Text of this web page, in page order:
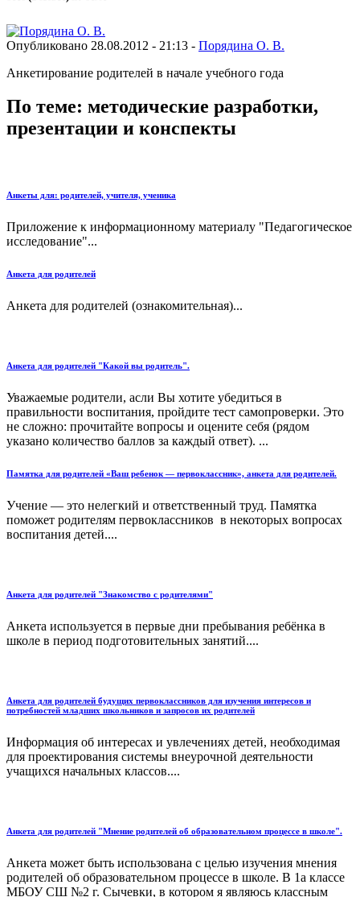
Опубликовано 28.08.2012 - 21:13 - Порядина О. В.
Анкетирование родителей в начале учебного года
По теме: методические разработки,
презентации и конспекты
Анкеты для: родителей, учителя, ученика
Приложение к информационному материалу "Педагогическое
исследование"...
Анкета для родителей
Анкета для родителей (ознакомительная)...
Анкета для родителей "Какой вы родитель".
Уважаемые родители, асли Вы хотите убедиться в
правильности воспитания, пройдите тест самопроверки. Это
не сложно: прочитайте вопросы и оцените себя (рядом
указано количество баллов за каждый ответ). ...
Памятка для родителей «Ваш ребенок — первоклассник», анкета для родителей.
Учение — это нелегкий и ответственный труд. Памятка
поможет родителям первоклассников в некоторых вопросах
воспитания детей....
Анкета для родителей "Знакомство с родителями"
Анкета используется в первые дни пребывания ребёнка в
школе в период подготовительных занятий....
Анкета для родителей будущих первоклассников для изучения интересов и
потребностей младших школьников и запросов их родителей
Информация об интересах и увлечениях детей, необходимая
для проектирования системы внеурочной деятельности
учащихся начальных классов....
Анкета для родителей "Мнение родителей об образовательном процессе в школе".
Анкета может быть использована с целью изучения мнения
родителей об образовательном процессе в школе. В 1а классе
МБОУ СШ №2 г. Сычевки, в котором я являюсь классным